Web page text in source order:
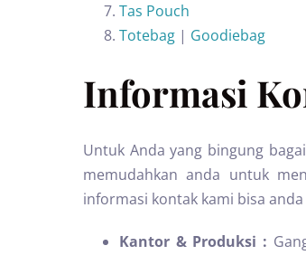
Tas Pouch
Totebag | Goodiebag
Informasi
Untuk Anda yang bingung
memudahkan anda untuk
informasi kontak kami bisa
Kantor & Produksi :